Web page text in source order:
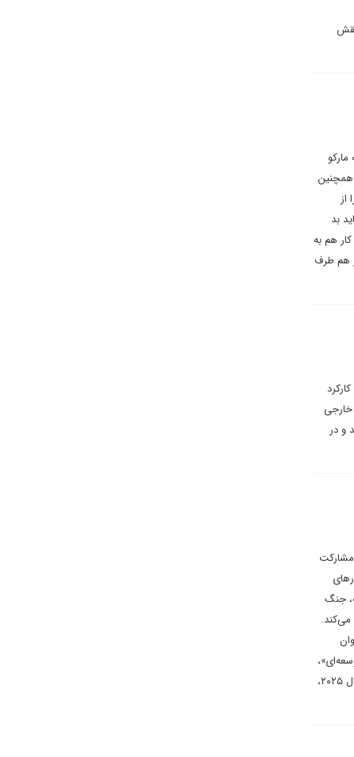
همچنین
از
بد
هم به
هم طرف
خارجی
و در
به توافق مشارکت
جنگ
می‌کند.
توسعه‌ای»،
به‌عنوان گامی واقع‌گرایانه در مسیر ادغام تدریجی با آسه ‌آن تحلیل می‌شود؛ تحولی که با ریاست مالزی بر آسه‌ آن در سال ۲۰۲۵،